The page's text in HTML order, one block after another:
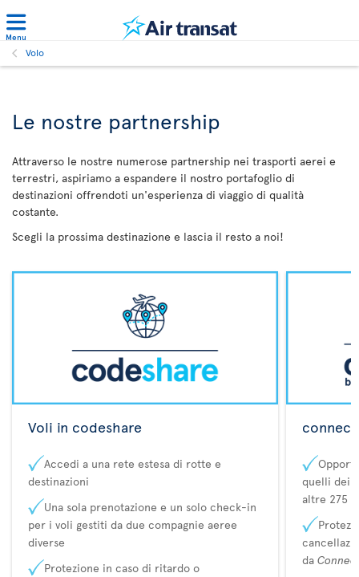
Menu
Volo
Le nostre partnership
Attraverso le nostre numerose partnership nei trasporti aerei e
terrestri, aspiriamo a espandere il nostro portafoglio di
destinazioni offrendoti un'esperienza di viaggio di qualità
costante.
Scegli la prossima destinazione e lascia il resto a noi!
Voli in codeshare
Accedi a una rete estesa di rotte e
destinazioni
Una sola prenotazione e un solo check-in
per i voli gestiti da due compagnie aeree
diverse
Protezione in caso di ritardo o
quelli dei
altre 275
da